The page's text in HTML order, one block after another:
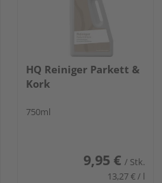
HQ Reiniger Parkett &
Kork
750ml
9,95 € / Stk.
13,27 € / l